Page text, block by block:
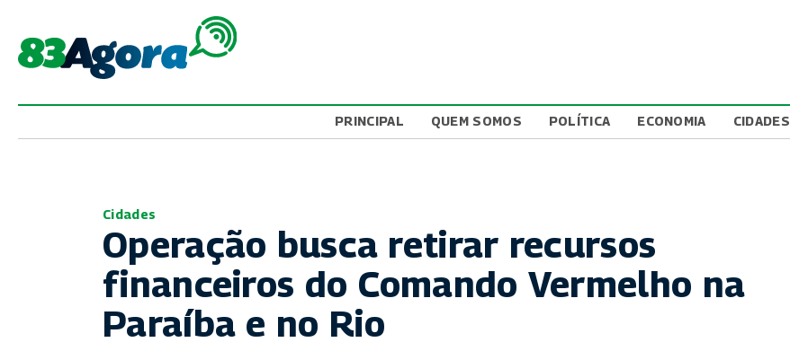
PRINCIPAL QUEM SOMOS POLÍTICA ECONOMIA CIDADES
Cidades
Operação busca retirar recursos
financeiros do Comando Vermelho na
Paraíba e no Rio